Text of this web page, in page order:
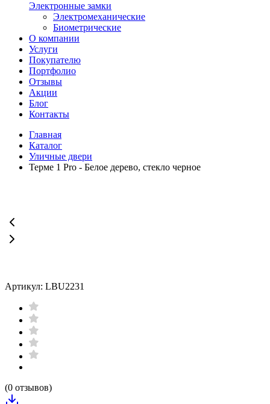
Электронные замки
Электромеханические
Биометрические
О компании
Услуги
Покупателю
Портфолио
Отзывы
Акции
Блог
Контакты
Главная
Каталог
Уличные двери
Терме 1 Pro - Белое дерево, стекло черное
Артикул: LBU2231
(0 отзывов)